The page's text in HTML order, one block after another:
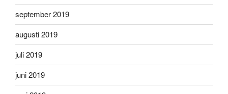
september 2019
augusti 2019
juli 2019
juni 2019